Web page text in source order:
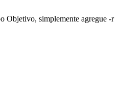
Objetivo, simplemente agregue -r